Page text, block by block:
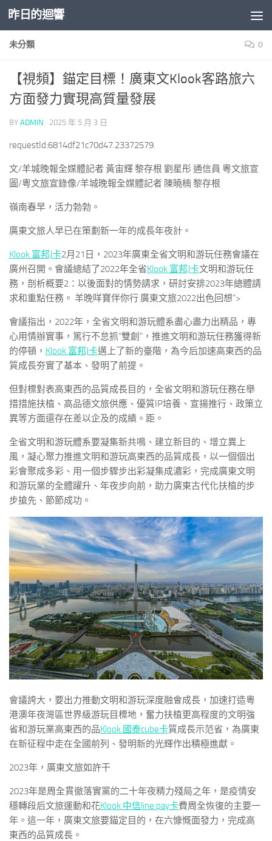
Skip to content
昨日的迴響
未分類 0
【視頻】錨定目標！廣東文Klook客路旅六
方面發力實現高質量發展
BY ADMIN · 2025 年 5 月 3 日
requestId:6814df21c70d47.23372579.
文/羊城晚報全媒體記者 黃宙輝 黎存根 劉星彤 通信員 粵文旅宣
圖/粵文旅宣錄像/羊城晚報全媒體記者 陳曉楠 黎存根
嶺南春早，活力勃勃。
廣東文旅人早已在策劃新一年的成長年夜計。
Klook 富邦J卡2月21日，2023年廣東全省文明和游玩任務會議在
廣州召開。會議總結了2022年全省Klook 富邦J卡文明和游玩任
務，剖析概要2：以後面對的情勢請求，研討安排2023年總體請
求和重點任務。 羊晚咩寶伴你行 廣東文旅2022出色回想”>
會議指出，2022年，全省文明和游玩體系盡心盡力出精品，專
心用情辦實事，篤行不怠抓“雙創”，推進文明和游玩任務獲得新
的停頓， Klook 富邦J卡邁上了新的臺階，為今后加速高東西的品
質成長夯實了基本、發明了前提。
但對標對表高東西的品質成長目的，全省文明和游玩任務在舉
措措施扶植、高品德文旅供應、優質IP培養、宣揚推行、政策立
異等方面還存在差以企及的成績。距。
全省文明和游玩體系要凝集新共鳴、建立新目的、增立異上
風，凝心聚力推進文明和游玩高東西的品質成長，以一個個出
彩會聚成多彩、用一個步驟步出彩凝集成濃彩，完成廣東文明
和游玩業的全體躍升、年夜步向前，助力廣東古代化扶植的步
步搶先、節節成功。
會議誇大，要出力推動文明和游玩深度融會成長，加速打造粵
港澳年夜灣區世界級游玩目標地，奮力扶植更高程度的文明強
省和游玩業高東西的品Klook 國泰cube卡質成長示范省，為廣東
在新征程中走在全國前列、發明新的光輝作出積極進獻。
2023年，廣東文旅如許干
2023年是周全貫徹落實黨的二十年夜精力殘局之年，是疫情安
穩轉段后文旅運動和花Klook 中信line pay卡費周全恢復的主要一
年。這一年，廣東文旅要錨定目的，在六慷慨面發力，完成高
東西的品質成長。